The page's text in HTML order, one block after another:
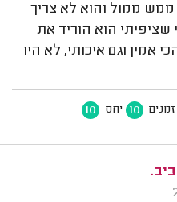
ממש ממול והוא לא צריך
הוא הוריד את
אמין וגם איכותי, לא היו
זמנים 10 יחס 10